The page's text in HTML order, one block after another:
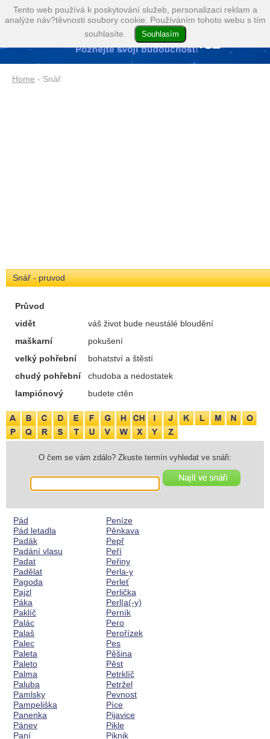
Home - Snář
Snář - pruvod
Průvod
vidět
váš život bude neustálé bloudění
maškarní
pokušení
velký pohřební
bohatství a štěstí
chudý pohřební
chudoba a nedostatek
lampiónový
budete ctěn
O čem se vám zdálo? Zkuste termín vyhledat ve snáři:
Pád
Pád letadla
Padák
Padání vlasu
Padat
Padělat
Pagoda
Pajzl
Páka
Paklíč
Palác
Palaš
Palec
Paleta
Paleto
Palma
Paluba
Pamlsky
Pampeliška
Panenka
Pánev
Paní
Peníze
Pěnkava
Pepř
Peří
Peřiny
Perla-y
Perleť
Perlička
Perl|a(-y)
Perník
Pero
Perořízek
Pes
Pěšina
Pěst
Petrklíč
Petržel
Pevnost
Píce
Pijavice
Pikle
Piknik
Tento web používá k poskytování služeb, personalizaci reklam a
analýze náv?těvnosti soubory cookie. Používáním tohoto webu s tím
souhlasíte.